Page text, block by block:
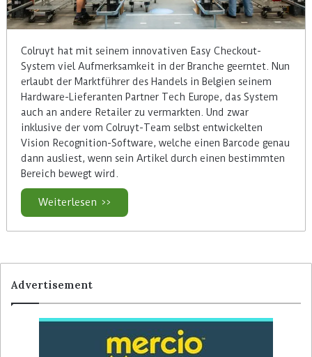
Colruyt hat mit seinem innovativen Easy Checkout-
System viel Aufmerksamkeit in der Branche geerntet. Nun
erlaubt der Marktführer des Handels in Belgien seinem
Hardware-Lieferanten Partner Tech Europe, das System
auch an andere Retailer zu vermarkten. Und zwar
inklusive der vom Colruyt-Team selbst entwickelten
Vision Recognition-Software, welche einen Barcode genau
dann ausliest, wenn sein Artikel durch einen bestimmten
Bereich bewegt wird.
Weiterlesen >>
Advertisement